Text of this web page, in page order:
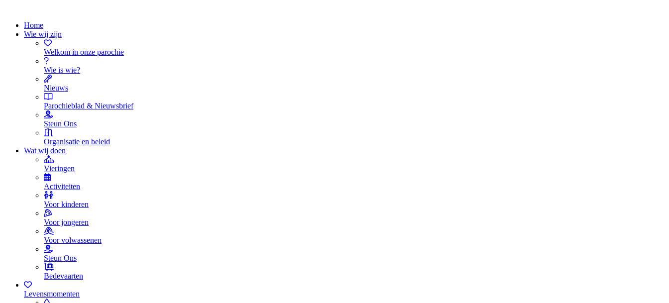
Home
Wie wij zijn
Welkom in onze parochie
Wie is wie?
Nieuws
Parochieblad & Nieuwsbrief
Steun Ons
Organisatie en beleid
Wat wij doen
Vieringen
Activiteiten
Voor kinderen
Voor jongeren
Voor volwassenen
Steun Ons
Bedevaarten
Levensmomenten